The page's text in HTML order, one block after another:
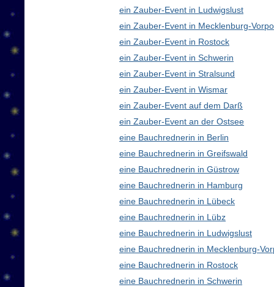
ein Zauber-Event in Ludwigslust
ein Zauber-Event in Mecklenburg-
ein Zauber-Event in Rostock
ein Zauber-Event in Schwerin
ein Zauber-Event in Stralsund
ein Zauber-Event in Wismar
ein Zauber-Event auf dem Darß
ein Zauber-Event an der Ostsee
eine Bauchrednerin in Berlin
eine Bauchrednerin in Greifswald
eine Bauchrednerin in Güstrow
eine Bauchrednerin in Hamburg
eine Bauchrednerin in Lübeck
eine Bauchrednerin in Lübz
eine Bauchrednerin in Ludwigslust
eine Bauchrednerin in Mecklenburg-
eine Bauchrednerin in Rostock
eine Bauchrednerin in Schwerin